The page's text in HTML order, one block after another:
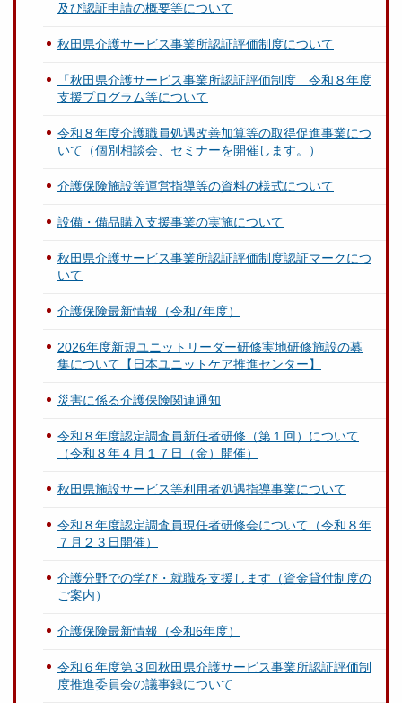
及び認証申請の概要等について
秋田県介護サービス事業所認証評価制度について
「秋田県介護サービス事業所認証評価制度」令和８年度
支援プログラム等について
令和８年度介護職員処遇改善加算等の取得促進事業につ
いて（個別相談会、セミナーを開催します。）
介護保険施設等運営指導等の資料の様式について
設備・備品購入支援事業の実施について
秋田県介護サービス事業所認証評価制度認証マークにつ
いて
介護保険最新情報（令和7年度）
2026年度新規ユニットリーダー研修実地研修施設の募
集について【日本ユニットケア推進センター】
災害に係る介護保険関連通知
令和８年度認定調査員新任者研修（第１回）について
（令和８年４月１７日（金）開催）
秋田県施設サービス等利用者処遇指導事業について
令和８年度認定調査員現任者研修会について（令和８年
７月２３日開催）
介護分野での学び・就職を支援します（資金貸付制度の
ご案内）
介護保険最新情報（令和6年度）
令和６年度第３回秋田県介護サービス事業所認証評価制
度推進委員会の議事録について